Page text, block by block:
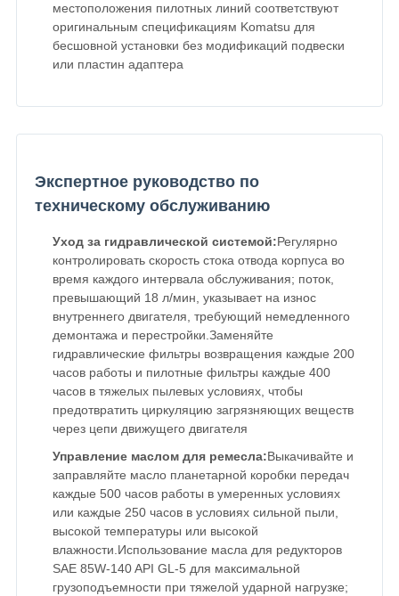
местоположения пилотных линий соответствуют
оригинальным спецификациям Komatsu для
бесшовной установки без модификаций подвески
или пластин адаптера
Экспертное руководство по
техническому обслуживанию
Уход за гидравлической системой:Регулярно
контролировать скорость стока отвода корпуса во
время каждого интервала обслуживания; поток,
превышающий 18 л/мин, указывает на износ
внутреннего двигателя, требующий немедленного
демонтажа и перестройки.Заменяйте
гидравлические фильтры возвращения каждые 200
часов работы и пилотные фильтры каждые 400
часов в тяжелых пылевых условиях, чтобы
предотвратить циркуляцию загрязняющих веществ
через цепи движущего двигателя
Управление маслом для ремесла:Выкачивайте и
заправляйте масло планетарной коробки передач
каждые 500 часов работы в умеренных условиях
или каждые 250 часов в условиях сильной пыли,
высокой температуры или высокой
влажности.Использование масла для редукторов
SAE 85W-140 API GL-5 для максимальной
грузоподъемности при тяжелой ударной нагрузке;